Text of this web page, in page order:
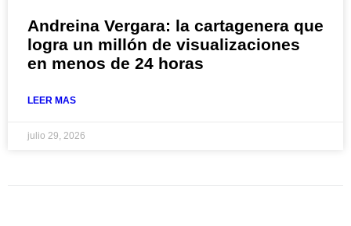
Andreina Vergara: la cartagenera que
logra un millón de visualizaciones
en menos de 24 horas
LEER MAS
julio 29, 2026